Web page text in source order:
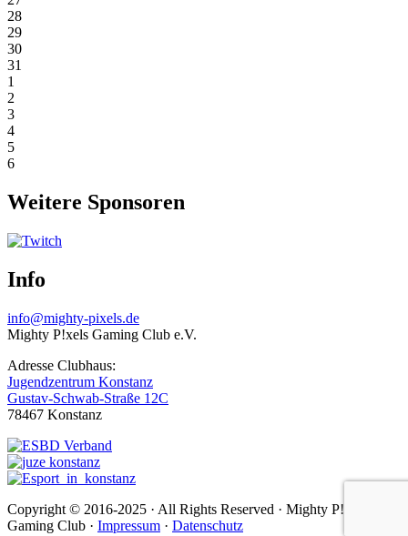
28
29
30
31
1
2
3
4
5
6
Weitere Sponsoren
Info
info@mighty-pixels.de
Mighty P!xels Gaming Club e.V.
Adresse Clubhaus:
Jugendzentrum Konstanz
Gustav-Schwab-Straße 12C
78467 Konstanz
Copyright © 2016-2025 · All Rights Reserved · Mighty P!xels
Gaming Club · Impressum · Datenschutz